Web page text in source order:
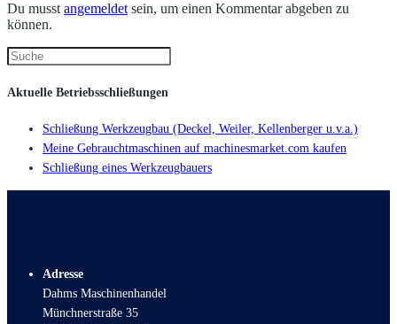
Du musstangemeldetsein, um einen Kommentar abgeben zu
können.
Aktuelle Betriebsschließungen
Schließung Werkzeugbau (Deckel, Weiler, Kellenberger u.v.a.)
Meine Gebrauchtmaschinen auf machinesmarket.com kaufen
Schließung eines Werkzeugbauers
Adresse
Dahms Maschinenhandel
Münchnerstraße 35